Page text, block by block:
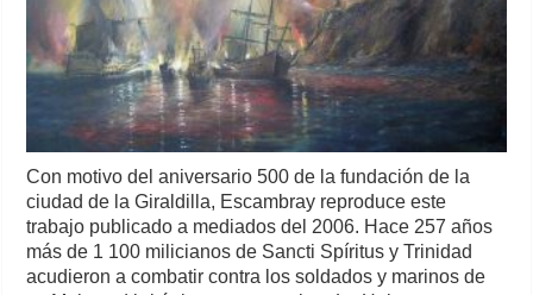
Con motivo del aniversario 500 de la fundación de la
ciudad de la Giraldilla, Escambray reproduce este
trabajo publicado a mediados del 2006. Hace 257 años
más de 1 100 milicianos de Sancti Spíritus y Trinidad
acudieron a combatir contra los soldados y marinos de